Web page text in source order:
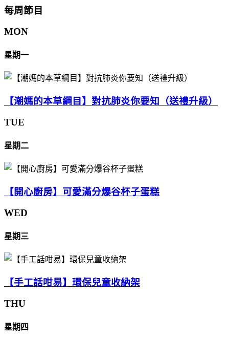
每周節目
MON
星期一
【潮媽的本草綱目】對抗肺炎你要知（送禮升級）
TUE
星期二
【開心廚房】可愛滿分爆谷杯子蛋糕
WED
星期三
【手工話咁易】環保兒童收納架
THU
星期四